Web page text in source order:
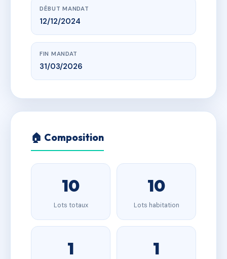
DÉBUT MANDAT
12/12/2024
FIN MANDAT
31/03/2026
🏠 Composition
10
Lots totaux
10
Lots habitation
1 1